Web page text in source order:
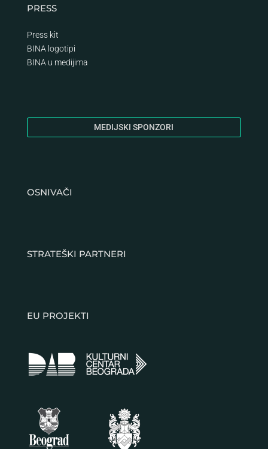
PRESS
Press kit
BINA logotipi
BINA u medijima
MEDIJSKI SPONZORI
OSNIVAČI
STRATEŠKI PARTNERI
EU PROJEKTI